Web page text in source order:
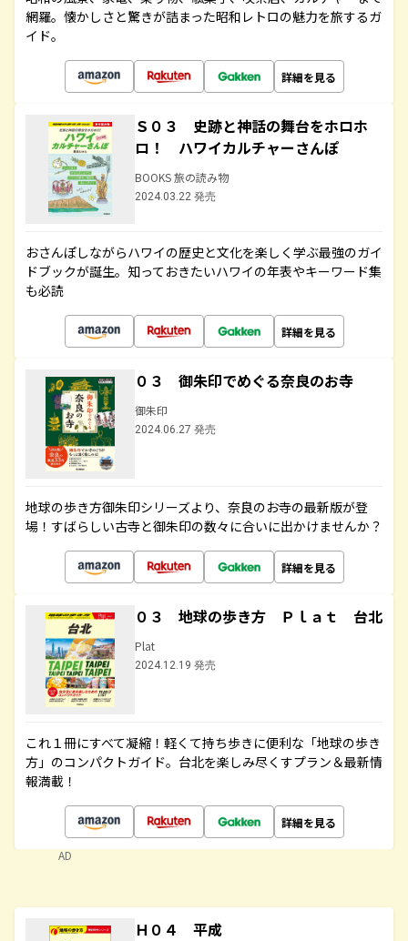
網羅。懐かしさと驚きが詰まった昭和レトロの魅力を旅するガ
イド。
詳細を見る
Ｓ０３ 史跡と神話の舞台をホロホ
ロ！ ハワイカルチャーさんぽ
BOOKS 旅の読み物
2024.03.22 発売
おさんぽしながらハワイの歴史と文化を楽しく学ぶ最強のガイ
ドブックが誕生。知っておきたいハワイの年表やキーワード集
も必読
詳細を見る
０３ 御朱印でめぐる奈良のお寺
御朱印
2024.06.27 発売
地球の歩き方御朱印シリーズより、奈良のお寺の最新版が登
場！すばらしい古寺と御朱印の数々に合いに出かけませんか？
詳細を見る
０３ 地球の歩き方 Ｐｌａｔ 台北
Plat
2024.12.19 発売
これ１冊にすべて凝縮！軽くて持ち歩きに便利な「地球の歩き
方」のコンパクトガイド。台北を楽しみ尽くすプラン＆最新情
報満載！
詳細を見る
AD
Ｈ０４ 平成